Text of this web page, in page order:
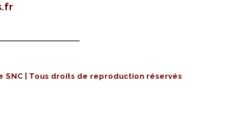
| Tous droits de reproduction réservés